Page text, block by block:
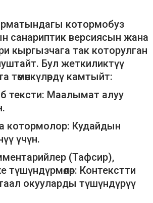
котормобуз
санариптик версиясын жана
кыргызчага так которулган
Бул жеткиликтүү
төмөнкүлөрдү камтыйт:
тексти: Маалымат алуу
котормолор: Кудайдын
үчүн.
(Тафсир),
Контекстти
окууларды түшүндүрүү